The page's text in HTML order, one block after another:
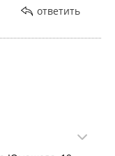
всегда
Никогда не
продавец
знания!
что меня
что люди по
ответить